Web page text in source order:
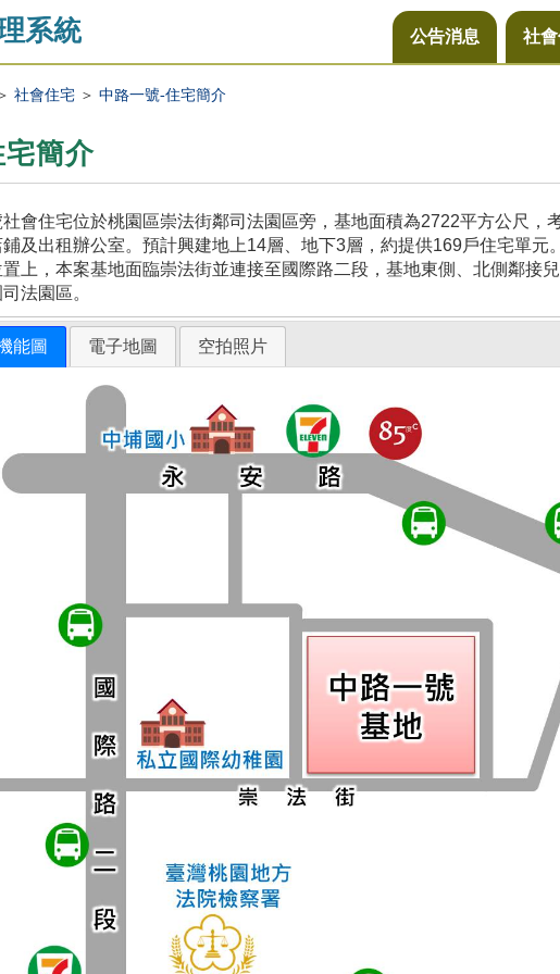
系統 公告消息 社
社會住宅＞ 中路一號-住宅簡介
宅簡介
會住宅位於桃園區崇法街鄰司法園區旁，基地面積為2722平方公尺，
及出租辦公室。預計興建地上14層、地下3層，約提供169戶住宅單元。
上，本案基地面臨崇法街並連接至國際路二段，基地東側、北側鄰接
法園區。
能圖 電子地圖 空拍照片